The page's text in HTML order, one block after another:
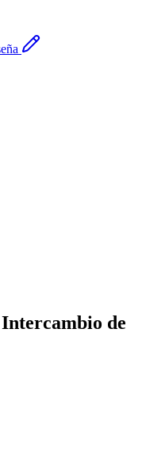
Intercambio de